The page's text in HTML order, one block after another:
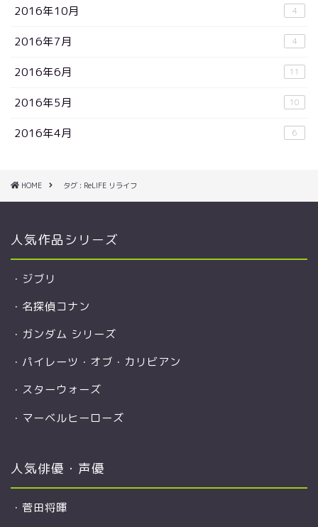
2016年10月 4
2016年7月 4
2016年6月 11
2016年5月 10
2016年4月 6
HOME タグ : ReLIFE リライフ
人気作品シリーズ
・ ジブリ
・ 名探偵コナン
・ ガンダム シリーズ
・ パイレーツ・オブ・カリビアン
・ スターウォーズ
・ マーベルヒーローズ
人気俳優・声優
・ 菅田将暉